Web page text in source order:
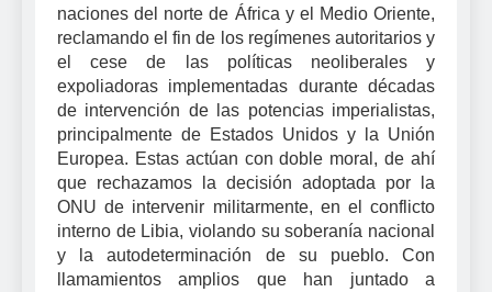
naciones del norte de África y el Medio Oriente,
reclamando el fin de los regímenes autoritarios y
el cese de las políticas neoliberales y
expoliadoras implementadas durante décadas
de intervención de las potencias imperialistas,
principalmente de Estados Unidos y la Unión
Europea. Estas actúan con doble moral, de ahí
que rechazamos la decisión adoptada por la
ONU de intervenir militarmente, en el conflicto
interno de Libia, violando su soberanía nacional
y la autodeterminación de su pueblo. Con
llamamientos amplios que han juntado a